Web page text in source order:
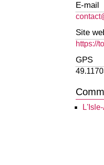
E-mail
Site
https://
GPS